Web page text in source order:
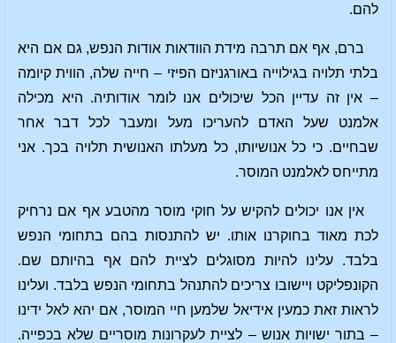
להם.
ברם, אף אם תרבה מידת הוודאות אודות הנפש, גם אם היא
בלתי תלויה בגילוייה באורגניזם הפיזי – חייה שלה, הווית קיומה
– אין זה עדיין הכל שיכולים אנו לומר אודותיה. היא מכילה
אלמנט שעל האדם להעריכו מעל ומעבר לכל דבר אחר
שבחיים. כי כל אנושיותו, כל מעלתו האנושית תלויה בכך. אני
מתייחס לאלמנט המוסר.
אין אנו יכולים להקיש על חוקי מוסר מהטבע אף אם נרחיק
לכת מאוד בחוקרנו אותו. יש להתנסות בהם בתחומי הנפש
בלבד. עלינו להיות מסוגלים לציית להם אף בהיותם שם.
הקונפליקט ויישובו צריכים להתנהל בתחומי הנפש בלבד. ועלינו
לראות זאת כמעין אידיאל שלמען חיי המוסר, אם יהא לאל ידינו
– בתור ישויות אנוש – לציית לעקרונות מוסריים שלא בכפייה.